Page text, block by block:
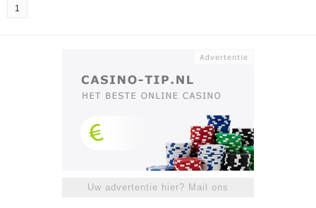
1
Uw advertentie hier? Mail ons